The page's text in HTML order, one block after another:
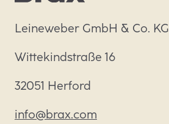
Leineweber GmbH & Co. KG
Wittekindstraße 16
32051 Herford
info@brax.com